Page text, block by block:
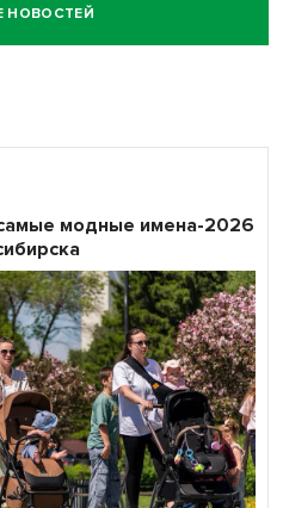
объявляет
НОВОСТЕЙ
модные имена-2026